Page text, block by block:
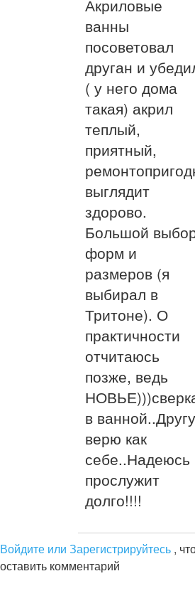
Акриловые
ванны
посоветовал
друган и
( у него дома
такая) акрил
теплый,
приятный,
выглядит
здорово.
Большой
форм и
размеров (я
выбирал в
Тритоне). О
практичности
отчитаюсь
позже, ведь
в ванной..Другу
верю как
себе..Надеюсь
прослужит
долго!!!!
Войдите или Зарегистрируйтесь ,
оставить комментарий